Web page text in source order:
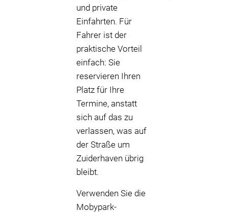
und private
Einfahrten. Für
Fahrer ist der
praktische Vorteil
einfach: Sie
reservieren Ihren
Platz für Ihre
Termine, anstatt
sich auf das zu
verlassen, was auf
der Straße um
Zuiderhaven übrig
bleibt.
Verwenden Sie die
Mobypark-